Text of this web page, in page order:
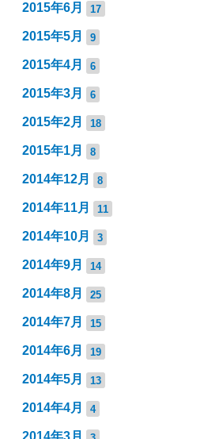
2015年6月 17
2015年5月 9
2015年4月 6
2015年3月 6
2015年2月 18
2015年1月 8
2014年12月 8
2014年11月 11
2014年10月 3
2014年9月 14
2014年8月 25
2014年7月 15
2014年6月 19
2014年5月 13
2014年4月 4